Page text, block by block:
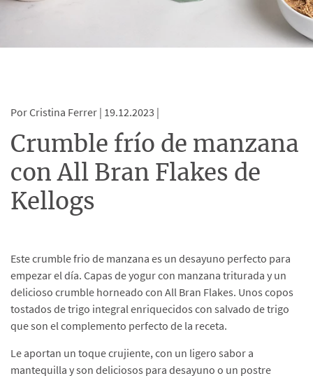
Por Cristina Ferrer | 19.12.2023 |
Crumble frío de manzana
con All Bran Flakes de
Kellogs
Este crumble frio de manzana es un desayuno perfecto para
empezar el día. Capas de yogur con manzana triturada y un
delicioso crumble horneado con All Bran Flakes. Unos copos
tostados de trigo integral enriquecidos con salvado de trigo
que son el complemento perfecto de la receta.
Le aportan un toque crujiente, con un ligero sabor a
mantequilla y son deliciosos para desayuno o un postre